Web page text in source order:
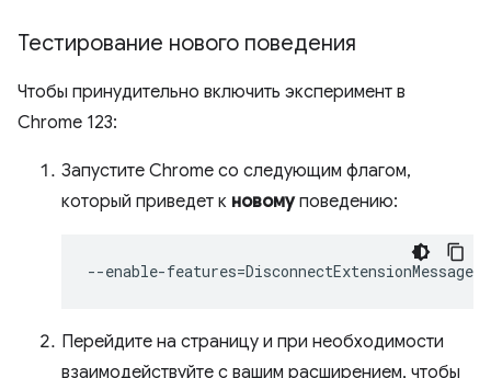
Тестирование нового поведения
Чтобы принудительно включить эксперимент в
Chrome 123:
Запустите Chrome со следующим флагом,
который приведет к новомуповедению:
--enable-features=
Перейдите на страницу и при необходимости
взаимодействуйте с вашим расширением, чтобы